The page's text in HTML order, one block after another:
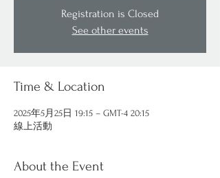
Registration is Closed
See other events
Time & Location
2025年5月25日 19:15 – GMT-4 20:15
線上活動
About the Event